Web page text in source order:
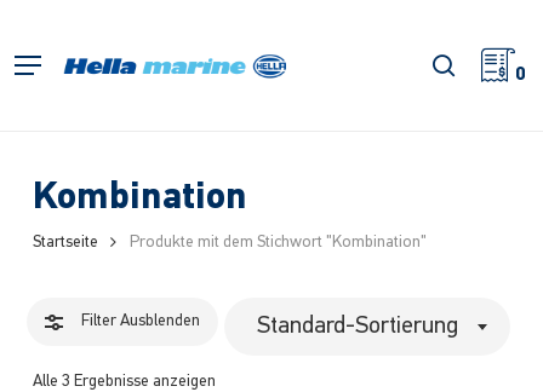
springen
Menü Suche
0
Kombination
Startseite Produkte mit dem Stichwort "Kombination"
Filter Ausblenden
Alle 3 Ergebnisse anzeigen
Standard-Sortierung
Filter